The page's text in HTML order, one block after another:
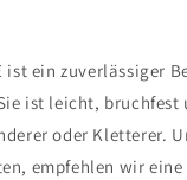
ist ein zuverlässiger
ist leicht, bruchfest
oder Kletterer.
empfehlen wir